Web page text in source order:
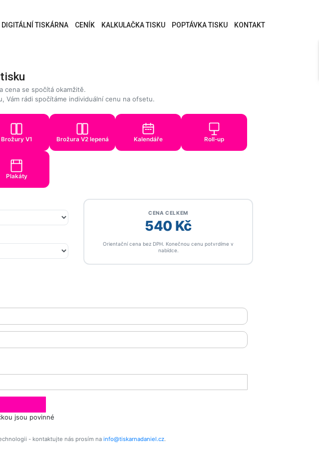
DIGITÁLNÍ TISKÁRNA CENÍK KALKULAČKA TISKU POPTÁVKA TISKU KONTAKT
cena se spočítá okamžitě.
Vám rádi spočítáme individuální cenu na ofsetu.
Brožury V1 Brožura V2 lepená Kalendáře Roll-up
Plakáty
CENA CELKEM
540 Kč
Orientační cena bez DPH. Konečnou cenu potvrdíme v
nabídce.
jsou povinné
- kontaktujte nás prosím na info@tiskarnadaniel.cz.